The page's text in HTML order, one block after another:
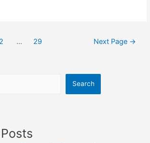
2 … 29 Next Page →
Search